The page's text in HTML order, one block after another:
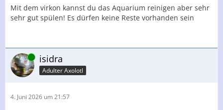
Mit dem virkon kannst du das Aquarium reinigen aber sehr
sehr gut spülen! Es dürfen keine Reste vorhanden sein
Online isidra
Adulter Axolotl
4. Juni 2026 um 21:57